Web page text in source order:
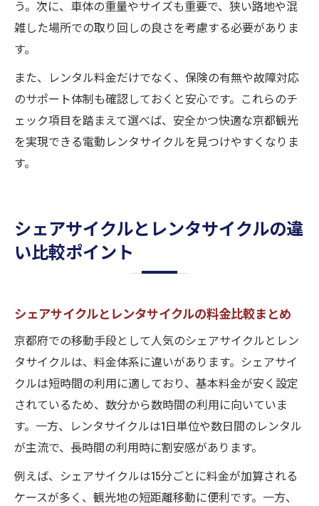
う。次に、車体の重量やサイズも重要で、狭い路地や混
雑した場所での取り回しの良さを考慮する必要がありま
す。
また、レンタル料金だけでなく、保険の有無や故障対応
のサポート体制も確認しておくと安心です。これらのチ
ェック項目を踏まえて選べば、安全かつ快適な京都観光
を実現できる電動レンタサイクルを見つけやすくなりま
す。
シェアサイクルとレンタサイクルの違
い比較ポイント
シェアサイクルとレンタサイクルの料金比較まとめ
京都府での移動手段として人気のシェアサイクルとレン
タサイクルは、料金体系に違いがあります。シェアサイ
クルは短時間の利用に適しており、基本料金が安く設定
されているため、数分から数時間の利用に向いていま
す。一方、レンタサイクルは1日単位や数日間のレンタル
が主流で、長時間の利用時に割安感があります。
例えば、シェアサイクルは15分ごとに料金が加算される
ケースが多く、観光地の短距離移動に便利です。一方、